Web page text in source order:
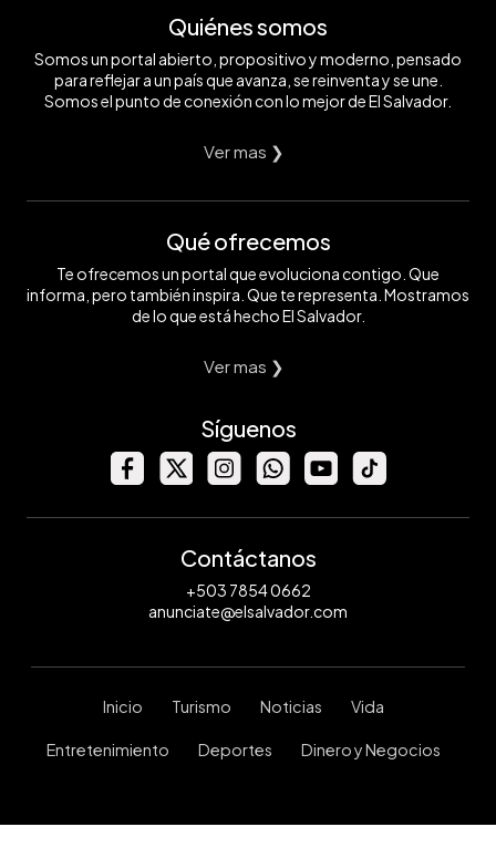
Quiénes somos
Somos un portal abierto, propositivo y moderno, pensado
para reflejar a un país que avanza, se reinventa y se une.
Somos el punto de conexión con lo mejor de El Salvador.
Ver mas ❯
Qué ofrecemos
Te ofrecemos un portal que evoluciona contigo. Que
informa, pero también inspira. Que te representa. Mostramos
de lo que está hecho El Salvador.
Ver mas ❯
Síguenos
Contáctanos
+503 7854 0662
anunciate@elsalvador.com
Inicio Turismo Noticias Vida
Entretenimiento Deportes Dinero y Negocios